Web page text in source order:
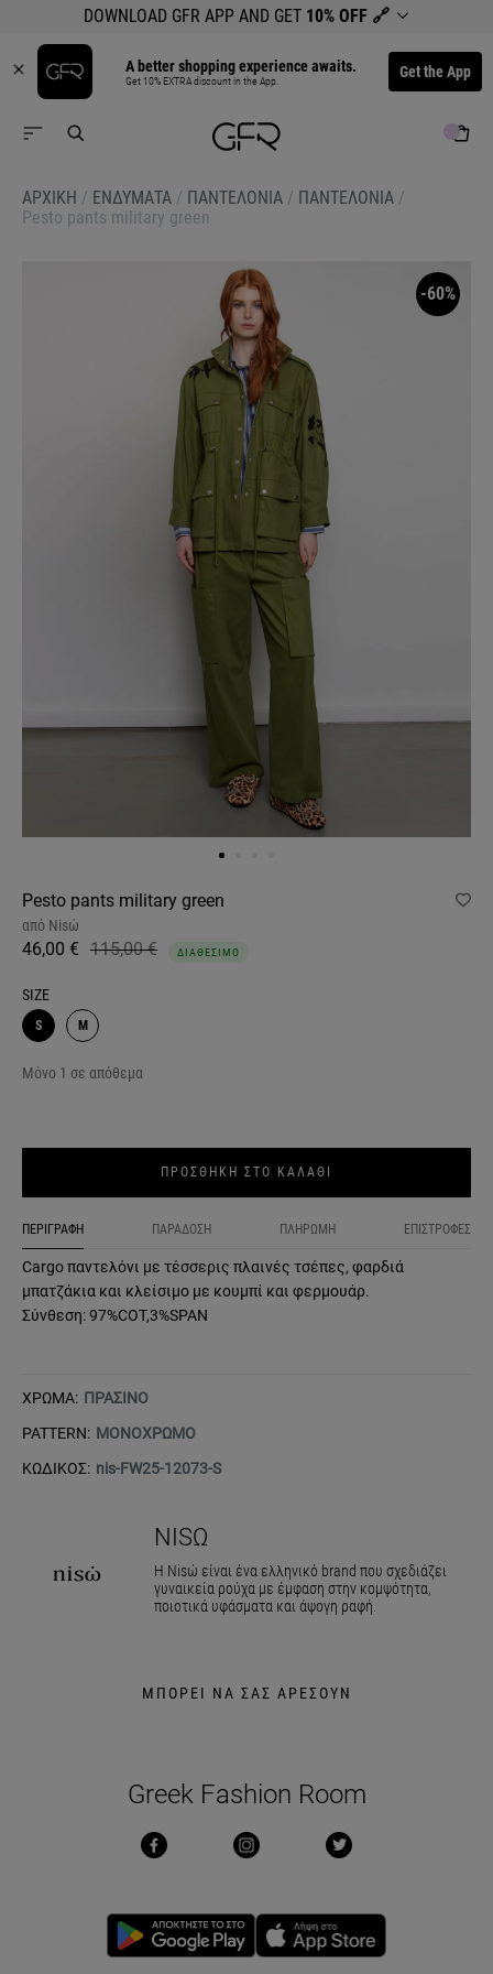
DOWNLOAD GFR APP AND GET 10% OFF 🔗
A better shopping experience awaits.
Get 10% EXTRA discount in the App. Get the App
ΑΡΧΙΚΉ / ΕΝΔΥΜΑΤΑ / ΠΑΝΤΕΛΟΝΙΑ / ΠΑΝΤΕΛΟΝΙΑ /
Pesto pants military green
-60%
Pesto pants military green
από Nisώ
46,00 € 115,00 € ΔΙΑΘΕΣΙΜΟ
SIZE
S M
Μόνο 1 σε απόθεμα
ΠΡΟΣΘΗΚΗ ΣΤΟ ΚΑΛΑΘΙ
ΠΕΡΙΓΡΑΦΗ ΠΑΡΑΔΟΣΗ ΠΛΗΡΩΜΗ ΕΠΙΣΤΡΟΦΕΣ
Cargo παντελόνι με τέσσερις πλαινές τσέπες, φαρδιά
μπατζάκια και κλείσιμο με κουμπί και φερμουάρ.
Σύνθεση: 97%COT,3%SPAN
ΧΡΩΜΑ: ΠΡΑΣΙΝΟ
PATTERN: ΜΟΝΟΧΡΩΜΟ
ΚΩΔΙΚΟΣ: nis-FW25-12073-S
NISΏ
Η Nisώ είναι ένα ελληνικό brand που σχεδιάζει
γυναικεία ρούχα με έμφαση στην κομψότητα,
ποιοτικά υφάσματα και άψογη ραφή.
ΜΠΟΡΕΙ ΝΑ ΣΑΣ ΑΡΕΣΟΥΝ
Greek Fashion Room